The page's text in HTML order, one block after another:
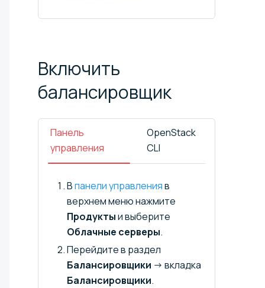
Включить
балансировщик
Панель
управления
OpenStack
CLI
Впанели управленияв
верхнем меню нажмите
Продуктыи выберите
Облачные серверы.
Перейдите в раздел
Балансировщики → вкладка
Балансировщики.